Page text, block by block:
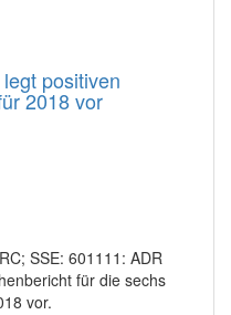
positiven
2018 vor
SSE: 601111: ADR
für die sechs
vor.